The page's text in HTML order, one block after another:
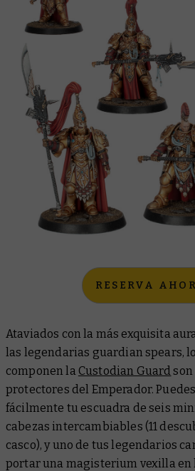
RESERVA
Ataviados con la más exquisita
las legendarias guardian spears,
componen la Custodian Guard
protectores del Emperador.
fácilmente tu escuadra de seis
cabezas intercambiables (11
casco), y uno de tus legendarios
portar una magisterium vexilla en